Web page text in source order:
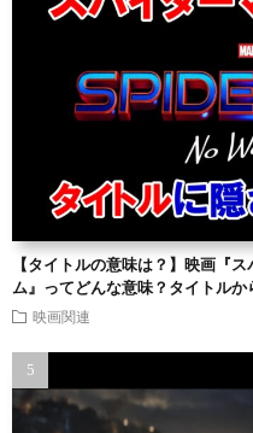
【タイトルの意味は？】映画『
ム』ってどんな意味？タイトルか
映画関連